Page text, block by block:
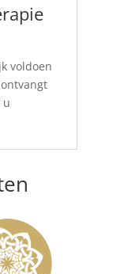
voldoen
u